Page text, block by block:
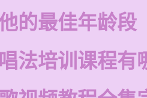
的最佳年龄段
法培训课程有